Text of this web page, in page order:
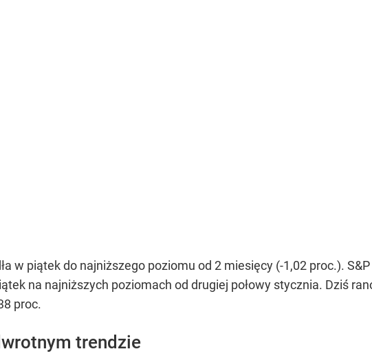
w piątek do najniższego poziomu od 2 miesięcy (-1,02 proc.).
na najniższych poziomach od drugiej połowy stycznia. Dziś
proc.
trendzie